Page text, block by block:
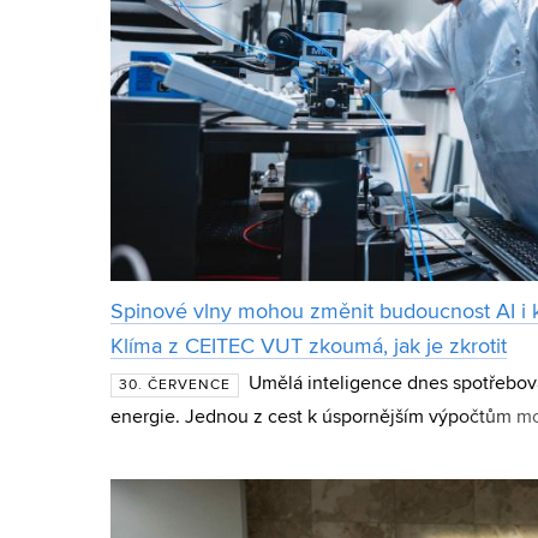
Spinové vlny mohou změnit budoucnost AI i
Klíma z CEITEC VUT zkoumá, jak je zkrotit
30. ČERVENCE
Umělá inteligence dnes
energie. Jednou z cest k úspornějším výpočtům